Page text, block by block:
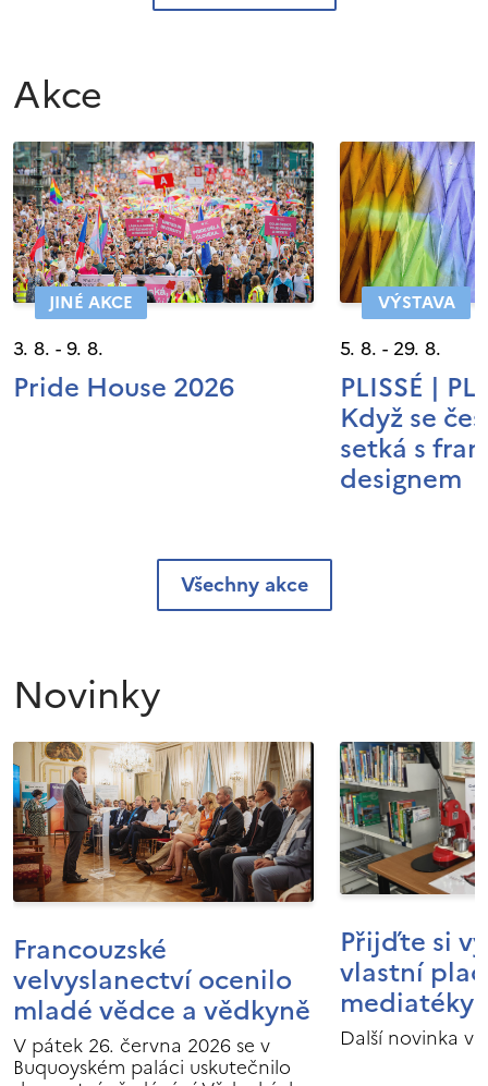
Akce
JINÉ AKCE
3. 8. - 9. 8.
Pride House 2026
VÝSTAVA
5. 8. - 29. 8.
PLISSÉ |
Když se
setká s
designem
Všechny akce
Novinky
Francouzské
velvyslanectví ocenilo
mladé vědce a vědkyně
V pátek 26. června 2026 se v
Buquoyském paláci uskutečnilo
Přijďte si
vlastní
mediatéky
Další novinka v